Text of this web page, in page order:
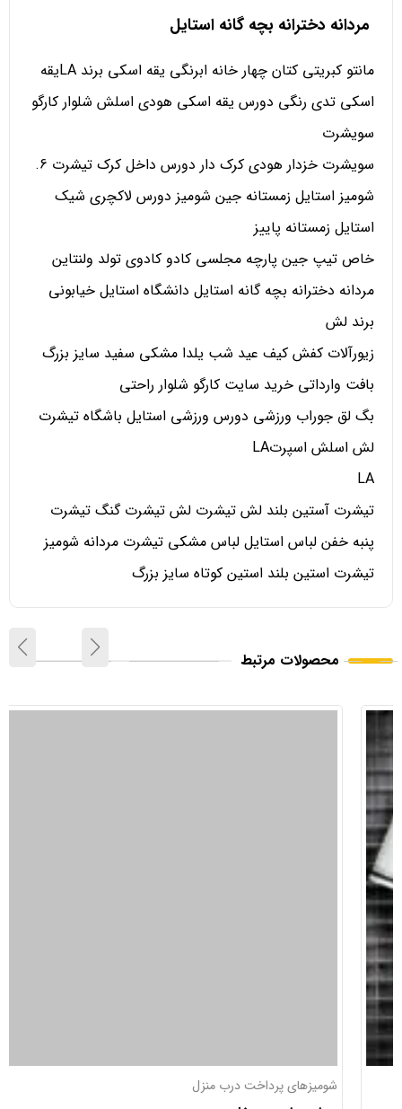
مردانه دخترانه بچه گانه استایل
مانتو کبریتی کتان چهار خانه ابرنگی یقه اسکی برند LAیقه
اسکی تدی رنگی دورس یقه اسکی هودی اسلش شلوار کارگو
سویشرت
سویشرت خزدار هودی کرک دار دورس داخل کرک تیشرت 6.
شومیز استایل زمستانه جین شومیز دورس لاکچری شیک
استایل زمستانه پاییز
خاص تیپ جین پارچه مجلسی کادو کادوی تولد ولنتاین
مردانه دخترانه بچه گانه استایل دانشگاه استایل خیابونی
برند لش
زیورآلات کفش کیف عید شب یلدا مشکی سفید سایز بزرگ
بافت وارداتی خرید سایت کارگو شلوار راحتی
بگ لق جوراب ورزشی دورس ورزشی استایل باشگاه تیشرت
لش اسلش اسپرتLA
LA
تیشرت آستین بلند لش تیشرت لش تیشرت گنگ تیشرت
پنبه خفن لباس استایل لباس مشکی تیشرت مردانه شومیز
تیشرت استین بلند استین کوتاه سایز بزرگ
محصولات مرتبط
شومیزهای پرداخت درب منزل